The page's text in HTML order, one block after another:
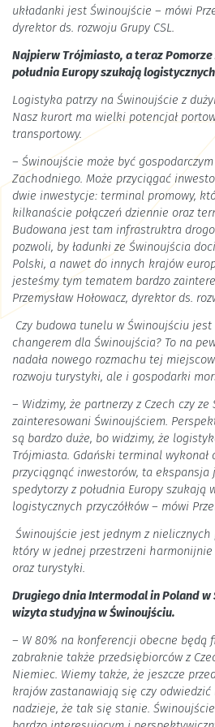
układanki jest Świnoujście – mówi
dyrektor ds. rozwoju Grupy CSL.
Najpierw Trójmiasto, a teraz Pomorze
południa Europy szukają
Logistyka patrzy na Świnoujście z
Nasz kurort ma wielki potencjał
transportowy.
– Świnoujście może być
Zachodniego. Może przyciągać
dwie inwestycje: terminal promowy,
kilkanaście połączeń dziennie oraz
Budowana jest tam infrastruktra
pozwoli, by ładunki ze Świnoujścia
Polski, a nawet do innych krajów
jesteśmy tym tematem bardzo
Przemysław Hołowacz, dyrektor ds.
Czy budowa tunelu w Świnoujściu
changerem dla Świnoujścia? To na
nadała nowego rozmachu tej
rozwoju turystyki, ale i gospodarki
– Widzimy, że partnerzy z Czech czy
zainteresowani Świnoujściem.
są bardzo duże, bo widzimy, że
Trójmiasta. Gdański terminal wykonał
przyciągnąć inwestorów, ta ekspansja
spedytorzy z południa Europy szukają
logistycznych przyczółków – mówi
Świnoujście jest jednym z nielicznych
który w jednej przestrzeni harmonijnie
oraz turystyki.
Drugiego dnia Intermodal in Poland w
wizyta studyjna w Świnoujściu.
– W 80% na konferencji obecne będą
zabraknie także przedsiębiorców z
Niemiec. Wiemy także, że jeszcze
krajów zastanawiają się czy
nadzieje, że tak się stanie.